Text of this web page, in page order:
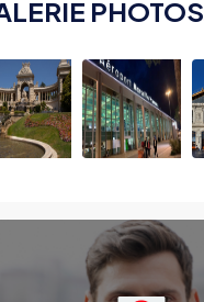
PHOTOS